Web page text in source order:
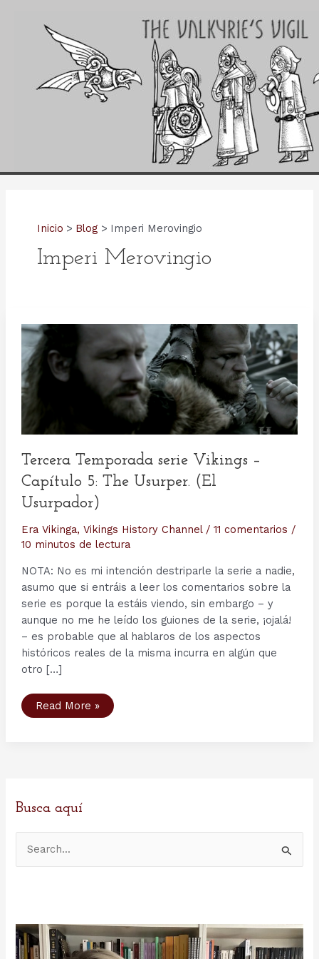
Inicio Blog Imperi Merovingio
Imperi Merovingio
Tercera Temporada serie Vikings –
Capítulo 5: The Usurper. (El
Usurpador)
Era Vikinga, Vikings History Channel/ 11 comentarios /
10 minutos de lectura
NOTA: No es mi intención destriparle la serie a nadie,
asumo que si entráis a leer los comentarios sobre la
serie es porque la estáis viendo, sin embargo – y
aunque no me he leído los guiones de la serie, ¡ojalá!
– es probable que al hablaros de los aspectos
históricos reales de la misma incurra en algún que
otro […]
Tercera
Temporada
Usurpador)
Read More »
Busca aquí
r
p